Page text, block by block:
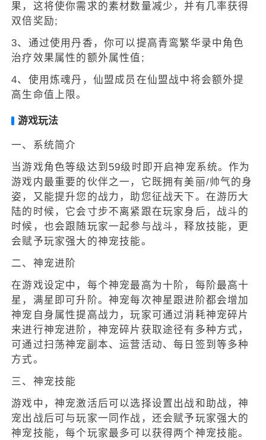
果，这将使你需求的素材数量减少，并有几率获得
双倍奖励;
3、通过使用丹香，你可以提高青鸾繁华录中角色
治疗效果属性的额外属性值;
4、使用炼魂丹，仙盟成员在仙盟战中将会额外提
高生命值上限。
游戏玩法
一、系统简介
当游戏角色等级达到59级时即开启神宠系统。作为
游戏内最重要的伙伴之一，它既拥有美丽/帅气的身
姿，又能提升您的战力，助您征战天下。在游历大
陆的时候，它会寸步不离紧跟在玩家身后，战斗的
时候，也会跟随玩家一起参与战斗，释放技能，更
会赋予玩家强大的神宠技能。
二、神宠进阶
在游戏设定中，每个神宠最高为十阶，每阶最高十
星，满星即可升阶。神宠每次神星跟进阶都会增加
神宠自身属性提高战力，玩家可通过消耗神宠碎片
来进行神宠进阶，神宠碎片获取途径有多种方式，
可通过扫荡神宠副本、运营活动、每日签到等多种
方式。
三、神宠技能
游戏中，神宠激活后可以选择设置出战和助战，神
宠出战后可与玩家一同作战，还会赋予玩家强大的
神宠技能，每个玩家最多可以获得两个神宠技能。